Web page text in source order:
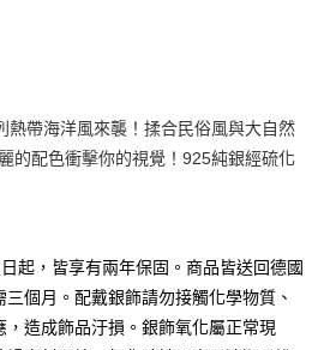
含以上)免運費
熱帶海洋風來襲！揉合民俗風與大自然
的配色衝擊你的視覺！925純銀經硫化
起，皆享有兩年保固。商品皆送回德國
個月。配戴銀飾請勿接觸化學物質、
造成飾品汙損。銀飾氧化屬正常現